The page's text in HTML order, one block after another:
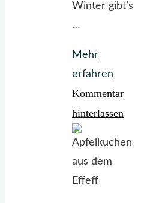
Winter gibt’s
…
Mehr
erfahren
Graved
Lachs
Kommentar
hinterlassen